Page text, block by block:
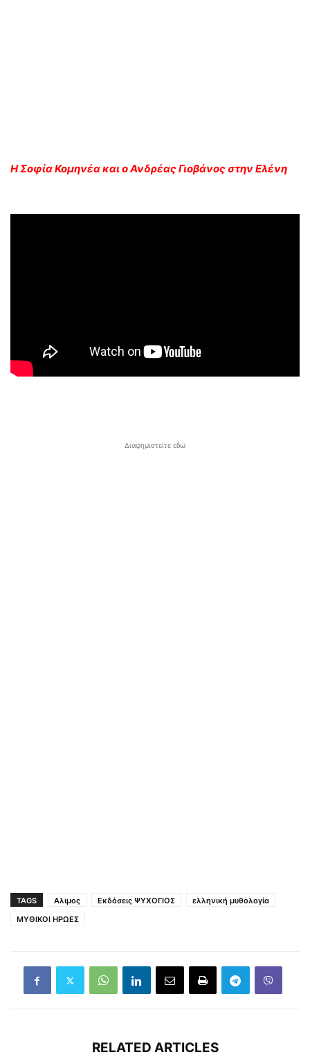
Η Σοφία Κομηνέα και ο Ανδρέας Γιοβάνος στην Ελένη
Διαφημιστείτε εδώ
TAGS Αλιμος Εκδόσεις ΨΥΧΟΓΙΟΣ
ελληνική μυθολογία
ΜΥΘΙΚΟΙ ΗΡΩΕΣ
RELATED ARTICLES